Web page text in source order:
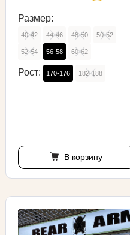
Размер:
40-42 44-46 48-50 50-52
52-54 56-58 60-62
Рост: 170-176 182-188
В корзину